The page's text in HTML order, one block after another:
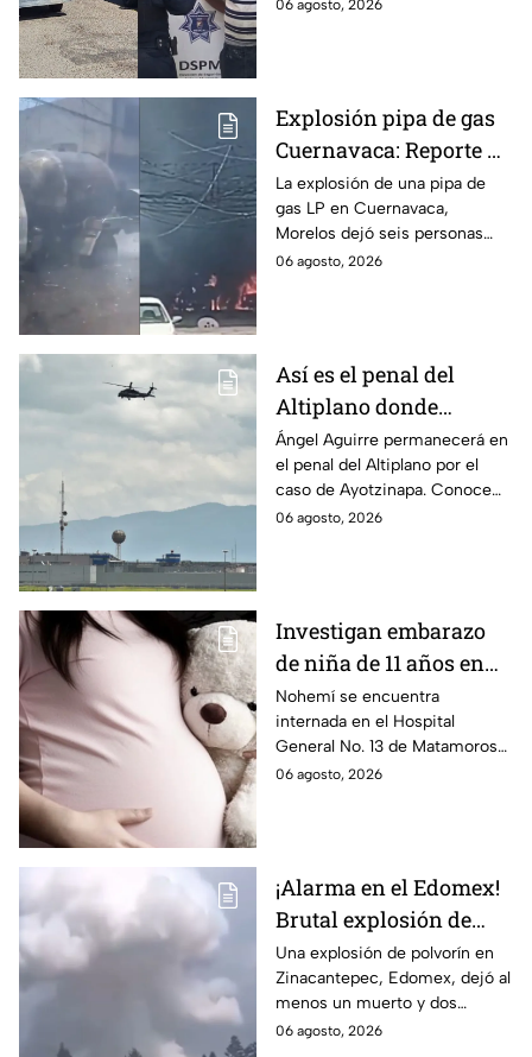
06 agosto, 2026
Explosión pipa de gas
Cuernavaca: Reporte de
víctimas tras estallido
en Morelos
La explosión de una pipa de
gas LP en Cuernavaca,
Morelos dejó seis personas
hospitalizadas. IMSS informó
06 agosto, 2026
Así es el penal del
Altiplano donde
permanecerá Ángel
Aguirre por caso
Ayotzinapa
Ángel Aguirre permanecerá en
el penal del Altiplano por el
caso de Ayotzinapa. Conoce
dónde está, cómo es esta
06 agosto, 2026
Investigan embarazo
de niña de 11 años en
Matamoros,
Tamaulipas; ¿qué pasó
con Nohemí?
Nohemí se encuentra
internada en el Hospital
General No. 13 de Matamoros
tras complicaciones por un
06 agosto, 2026
¡Alarma en el Edomex!
Brutal explosión de
polvorín en Santa
María del Monte,
Zinacantepec; reportan
al menos un muerto y
Una explosión de polvorín en
Zinacantepec, Edomex, dejó al
menos un muerto y dos
heridos; autoridades atiende la
06 agosto, 2026